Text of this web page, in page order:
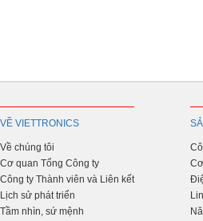
VỀ VIETTRONICS
Về chúng tôi
Cơ quan Tổng Công ty
Công ty Thành viên và Liên kết
Lịch sử phát triển
Tầm nhìn, sứ mệnh